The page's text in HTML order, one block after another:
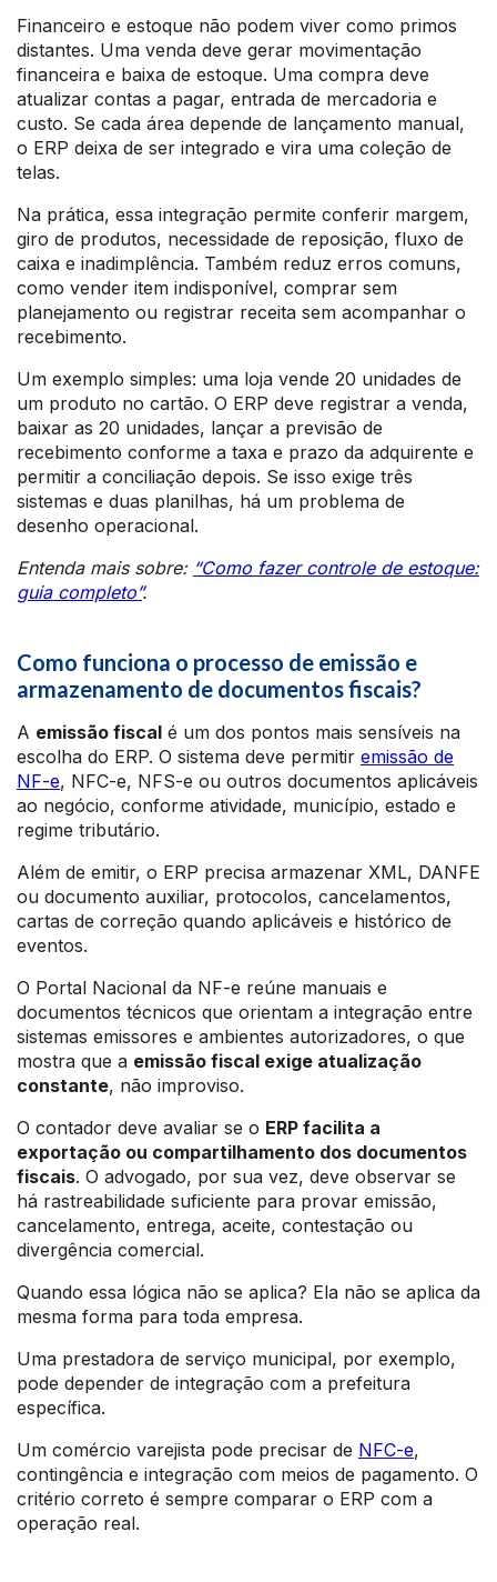
Financeiro e estoque não podem viver como primos
distantes. Uma venda deve gerar movimentação
financeira e baixa de estoque. Uma compra deve
atualizar contas a pagar, entrada de mercadoria e
custo. Se cada área depende de lançamento manual,
o ERP deixa de ser integrado e vira uma coleção de
telas.
Na prática, essa integração permite conferir margem,
giro de produtos, necessidade de reposição, fluxo de
caixa e inadimplência. Também reduz erros comuns,
como vender item indisponível, comprar sem
planejamento ou registrar receita sem acompanhar o
recebimento.
Um exemplo simples: uma loja vende 20 unidades de
um produto no cartão. O ERP deve registrar a venda,
baixar as 20 unidades, lançar a previsão de
recebimento conforme a taxa e prazo da adquirente e
permitir a conciliação depois. Se isso exige três
sistemas e duas planilhas, há um problema de
desenho operacional.
Entenda mais sobre: “Como fazer controle de estoque:
guia completo”.
Como funciona o processo de emissão e
armazenamento de documentos fiscais?
A emissão fiscal é um dos pontos mais sensíveis na
escolha do ERP. O sistema deve permitir emissão de
NF-e, NFC-e, NFS-e ou outros documentos aplicáveis
ao negócio, conforme atividade, município, estado e
regime tributário.
Além de emitir, o ERP precisa armazenar XML, DANFE
ou documento auxiliar, protocolos, cancelamentos,
cartas de correção quando aplicáveis e histórico de
eventos.
O Portal Nacional da NF-e reúne manuais e
documentos técnicos que orientam a integração entre
sistemas emissores e ambientes autorizadores, o que
mostra que a emissão fiscal exige atualização
constante, não improviso.
O contador deve avaliar se o ERP facilita a
exportação ou compartilhamento dos documentos
fiscais. O advogado, por sua vez, deve observar se
há rastreabilidade suficiente para provar emissão,
cancelamento, entrega, aceite, contestação ou
divergência comercial.
Quando essa lógica não se aplica? Ela não se aplica da
mesma forma para toda empresa.
Uma prestadora de serviço municipal, por exemplo,
pode depender de integração com a prefeitura
específica.
Um comércio varejista pode precisar de NFC-e,
contingência e integração com meios de pagamento. O
critério correto é sempre comparar o ERP com a
operação real.